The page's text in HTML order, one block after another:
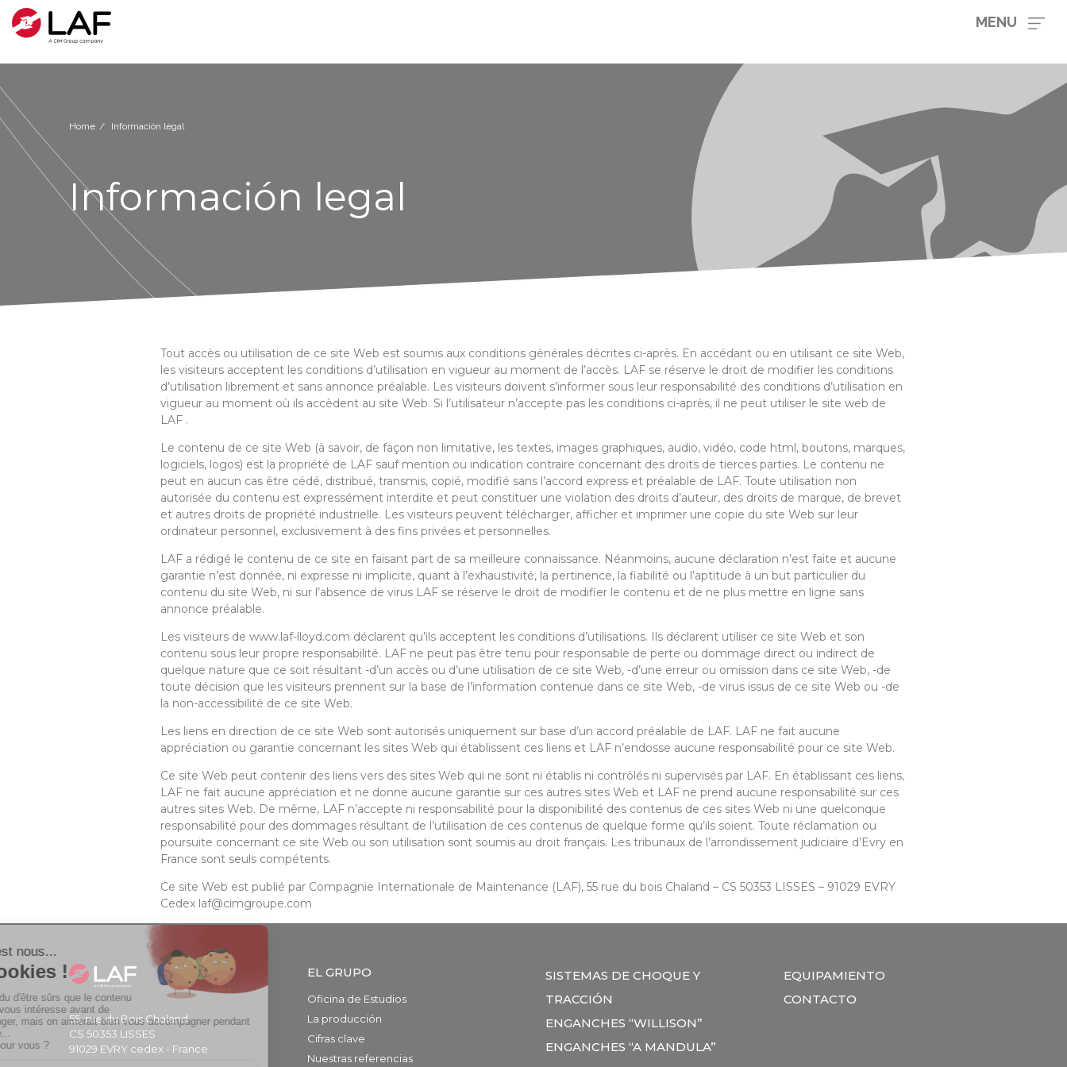
MENU
Home Información legal
Información legal
Tout accès ou utilisation de ce site Web est soumis aux conditions générales décrites ci-après. En accédant ou en utilisant ce site Web,
les visiteurs acceptent les conditions d’utilisation en vigueur au moment de l’accès. LAF se réserve le droit de modifier les conditions
d’utilisation librement et sans annonce préalable. Les visiteurs doivent s’informer sous leur responsabilité des conditions d’utilisation en
vigueur au moment où ils accèdent au site Web. Si l’utilisateur n’accepte pas les conditions ci-après, il ne peut utiliser le site web de
LAF .
Le contenu de ce site Web (à savoir, de façon non limitative, les textes, images graphiques, audio, vidéo, code html, boutons, marques,
logiciels, logos) est la propriété de LAF sauf mention ou indication contraire concernant des droits de tierces parties. Le contenu ne
peut en aucun cas être cédé, distribué, transmis, copié, modifié sans l’accord express et préalable de LAF. Toute utilisation non
autorisée du contenu est expressément interdite et peut constituer une violation des droits d’auteur, des droits de marque, de brevet
et autres droits de propriété industrielle. Les visiteurs peuvent télécharger, afficher et imprimer une copie du site Web sur leur
ordinateur personnel, exclusivement à des fins privées et personnelles.
LAF a rédigé le contenu de ce site en faisant part de sa meilleure connaissance. Néanmoins, aucune déclaration n’est faite et aucune
garantie n’est donnée, ni expresse ni implicite, quant à l’exhaustivité, la pertinence, la fiabilité ou l’aptitude à un but particulier du
contenu du site Web, ni sur l’absence de virus LAF se réserve le droit de modifier le contenu et de ne plus mettre en ligne sans
annonce préalable.
Les visiteurs de www.laf-lloyd.com déclarent qu’ils acceptent les conditions d’utilisations. Ils déclarent utiliser ce site Web et son
contenu sous leur propre responsabilité. LAF ne peut pas être tenu pour responsable de perte ou dommage direct ou indirect de
quelque nature que ce soit résultant -d’un accès ou d’une utilisation de ce site Web, -d’une erreur ou omission dans ce site Web, -de
toute décision que les visiteurs prennent sur la base de l’information contenue dans ce site Web, -de virus issus de ce site Web ou -de
la non-accessibilité de ce site Web.
Les liens en direction de ce site Web sont autorisés uniquement sur base d’un accord préalable de LAF. LAF ne fait aucune
appréciation ou garantie concernant les sites Web qui établissent ces liens et LAF n’endosse aucune responsabilité pour ce site Web.
Ce site Web peut contenir des liens vers des sites Web qui ne sont ni établis ni contrôlés ni supervisés par LAF. En établissant ces liens,
LAF ne fait aucune appréciation et ne donne aucune garantie sur ces autres sites Web et LAF ne prend aucune responsabilité sur ces
autres sites Web. De même, LAF n’accepte ni responsabilité pour la disponibilité des contenus de ces sites Web ni une quelconque
responsabilité pour des dommages résultant de l’utilisation de ces contenus de quelque forme qu’ils soient. Toute réclamation ou
poursuite concernant ce site Web ou son utilisation sont soumis au droit français. Les tribunaux de l’arrondissement judiciaire d’Evry en
France sont seuls compétents.
Ce site Web est publié par Compagnie Internationale de Maintenance (LAF), 55 rue du bois Chaland – CS 50353 LISSES – 91029 EVRY
Cedex laf@cimgroupe.com
55, rue du Bois Chaland
CS 50353 LISSES
91029 EVRY cedex - France
EL GRUPO
Oficina de Estudios
La producción
Cifras clave
Nuestras referencias
SISTEMAS DE CHOQUE Y
TRACCIÓN
ENGANCHES “WILLISON”
ENGANCHES “A MANDULA”
EQUIPAMIENTO
CONTACTO